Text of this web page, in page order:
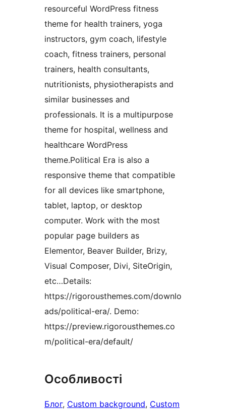
resourceful WordPress fitness
theme for health trainers, yoga
instructors, gym coach, lifestyle
coach, fitness trainers, personal
trainers, health consultants,
nutritionists, physiotherapists and
similar businesses and
professionals. It is a multipurpose
theme for hospital, wellness and
healthcare WordPress
theme.Political Era is also a
responsive theme that compatible
for all devices like smartphone,
tablet, laptop, or desktop
computer. Work with the most
popular page builders as
Elementor, Beaver Builder, Brizy,
Visual Composer, Divi, SiteOrigin,
etc…Details:
https://rigorousthemes.com/downlo
ads/political-era/. Demo:
https://preview.rigorousthemes.co
m/political-era/default/
Особливості
Блог, Custom background, Custom